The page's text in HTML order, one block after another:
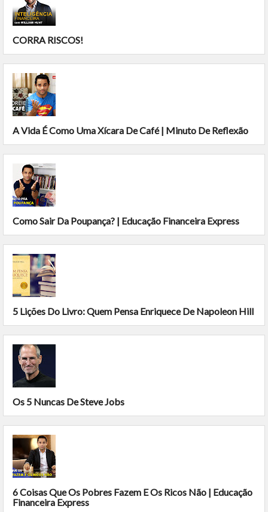
CORRA RISCOS!
A Vida É Como Uma Xícara De Café | Minuto De Reflexão
Como Sair Da Poupança? | Educação Financeira Express
5 Lições Do Livro: Quem Pensa Enriquece De Napoleon Hill
Os 5 Nuncas De Steve Jobs
6 Coisas Que Os Pobres Fazem E Os Ricos Não | Educação
Financeira Express